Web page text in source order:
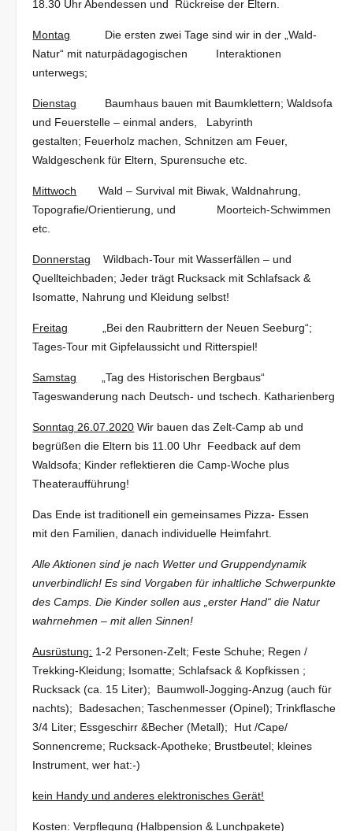
18.30 Uhr Abendessen und Rückreise der Eltern.
Montag Die ersten zwei Tage sind wir in der „Wald-
Natur“ mit naturpädagogischen Interaktionen
unterwegs;
Dienstag
Baumhaus bauen mit Baumklettern; Waldsofa
und Feuerstelle – einmal anders, Labyrinth
gestalten; Feuerholz machen, Schnitzen am Feuer,
Waldgeschenk für Eltern, Spurensuche etc.
Mittwoch Wald – Survival mit Biwak, Waldnahrung,
Topografie/Orientierung, und Moorteich-Schwimmen
etc.
Donnerstag Wildbach-Tour mit Wasserfällen – und
Quellteichbaden; Jeder trägt Rucksack mit Schlafsack &
Isomatte, Nahrung und Kleidung selbst!
Freitag „Bei den Raubrittern der Neuen Seeburg“;
Tages-Tour mit Gipfelaussicht und Ritterspiel!
Samstag „Tag des Historischen Bergbaus“
Tageswanderung nach Deutsch- und tschech. Katharienberg
Sonntag 26.07.2020 Wir bauen das Zelt-Camp ab und
begrüßen die Eltern bis 11.00 Uhr Feedback auf dem
Waldsofa; Kinder reflektieren die Camp-Woche plus
Theateraufführung!
Das Ende ist traditionell ein gemeinsames Pizza- Essen
mit den Familien, danach individuelle Heimfahrt.
Alle Aktionen sind je nach Wetter und Gruppendynamik
unverbindlich! Es sind Vorgaben für inhaltliche Schwerpunkte
des Camps. Die Kinder sollen aus „erster Hand“ die Natur
wahrnehmen – mit allen Sinnen!
Ausrüstung: 1-2 Personen-Zelt; Feste Schuhe; Regen /
Trekking-Kleidung; Isomatte; Schlafsack & Kopfkissen ;
Rucksack (ca. 15 Liter); Baumwoll-Jogging-Anzug (auch für
nachts); Badesachen; Taschenmesser (Opinel); Trinkflasche
3/4 Liter; Essgeschirr &Becher (Metall); Hut /Cape/
Sonnencreme; Rucksack-Apotheke; Brustbeutel; kleines
Instrument, wer hat:-)
kein Handy und anderes elektronisches Gerät!
Kosten: Verpflegung (Halbpension & Lunchpakete)